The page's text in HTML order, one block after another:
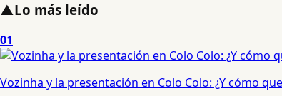
▲Lo más leído
01
Vozinha y la presentación en Colo Colo: ¿Y cómo